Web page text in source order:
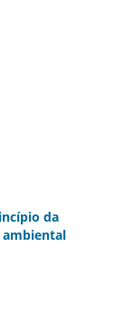
da